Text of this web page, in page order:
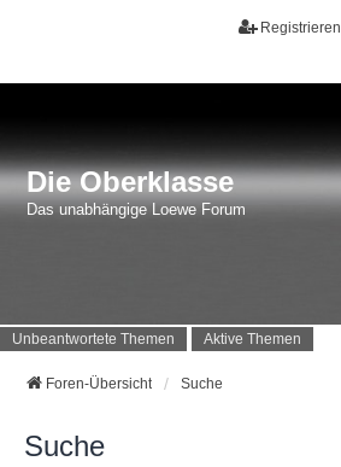
Registrieren
Die Oberklasse
Das unabhängige Loewe Forum
Unbeantwortete Themen Aktive Themen
Foren-Übersicht Suche
Suche